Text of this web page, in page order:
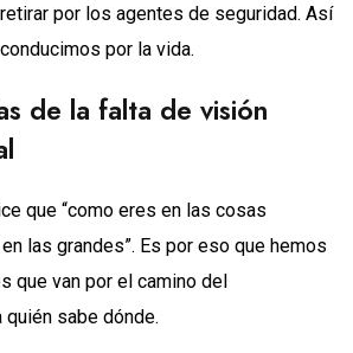
por los agentes de seguridad. Así
por la vida.
de la falta de visión
que “como eres en las cosas
las grandes”. Es por eso que hemos
que van por el camino del
quién sabe dónde.